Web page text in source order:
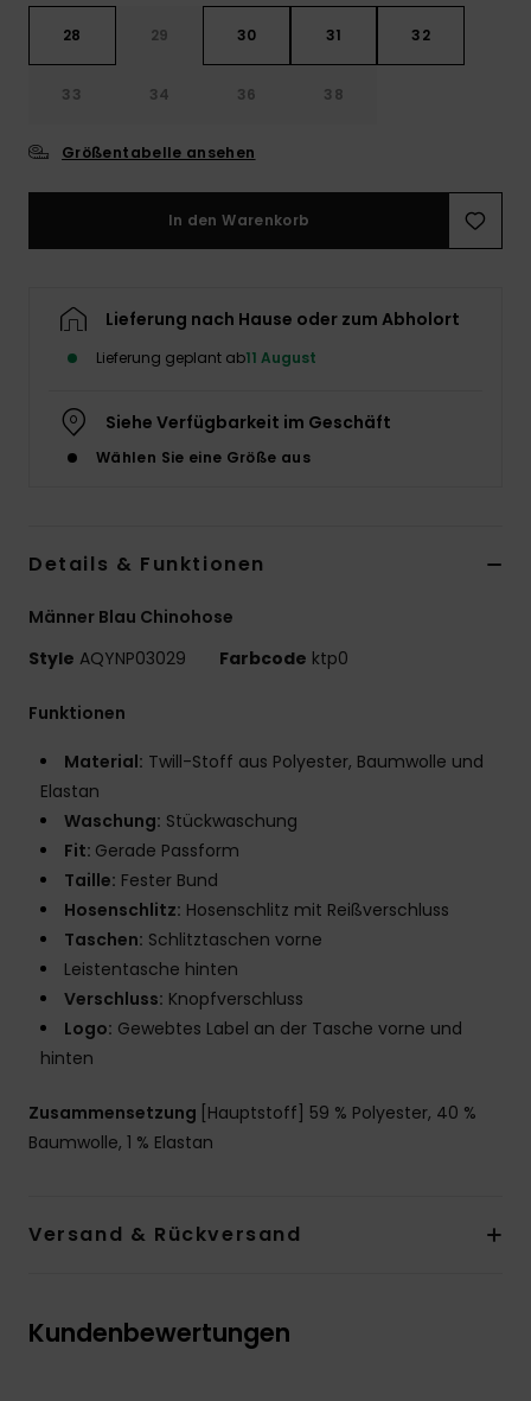
28 29 30 31 32
33 34 36 38
Größentabelle ansehen
In den Warenkorb
Lieferung nach Hause oder zum Abholort
Lieferung geplant ab11 August
Siehe Verfügbarkeit im Geschäft
Wählen Sie eine Größe aus
Details & Funktionen
Männer Blau Chinohose
Style AQYNP03029 Farbcode ktp0
Funktionen
Material: Twill-Stoff aus Polyester, Baumwolle und
Elastan
Waschung: Stückwaschung
Fit: Gerade Passform
Taille: Fester Bund
Hosenschlitz: Hosenschlitz mit Reißverschluss
Taschen: Schlitztaschen vorne
Leistentasche hinten
Verschluss: Knopfverschluss
Logo: Gewebtes Label an der Tasche vorne und
hinten
Zusammensetzung [Hauptstoff] 59 % Polyester, 40 %
Baumwolle, 1 % Elastan
Versand & Rückversand
Kundenbewertungen